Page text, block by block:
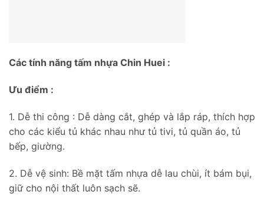
Các tính năng tấm nhựa Chin Huei :
Ưu điểm :
1. Dễ thi công : Dễ dàng cắt, ghép và lắp ráp, thích hợp
cho các kiểu tủ khác nhau như tủ tivi, tủ quần áo, tủ
bếp, giường.
2. Dễ vệ sinh: Bề mặt tấm nhựa dễ lau chùi, ít bám bụi,
giữ cho nội thất luôn sạch sẽ.